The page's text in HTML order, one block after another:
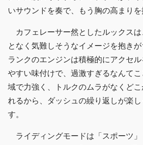
いサウンドを奏で、もう胸の高まりを
カフェレーサー然としたルックスは
となく気難しそうなイメージを抱き
ランクのエンジンは積極的にアクセ
やすい味付けで、過激すぎるなんて
域で力強く、トルクのムラがなくどこ
れるから、ダッシュの繰り返しが楽
す。
ライディングモードは「スポーツ」